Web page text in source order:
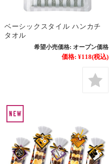
ベーシックスタイル ハンカチ
タオル
希望小売価格: オープン価格
価格: ¥118(税込)